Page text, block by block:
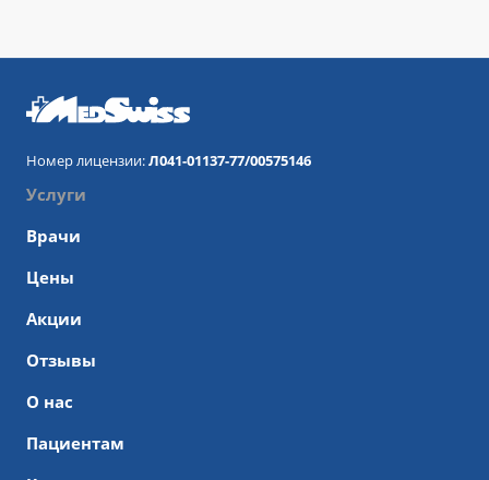
Номер лицензии:Л041-01137-77/00575146
Услуги
Врачи
Цены
Акции
Отзывы
О нас
Пациентам